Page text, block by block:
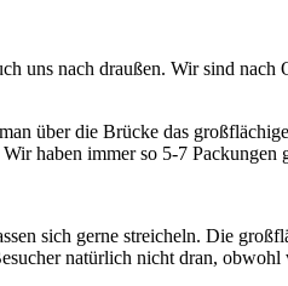
uns nach draußen. Wir sind
über die Brücke das
haben immer so 5-7 Packungen
sich gerne streicheln. Die
natürlich nicht dran,